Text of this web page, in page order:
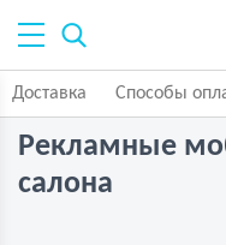
Доставка Способы
Рекламные
салона